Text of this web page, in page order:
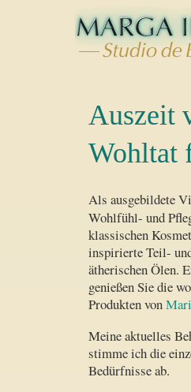
Auszeit
Wohltat
Als ausgebildete
Wohlfühl- und
klassischen
inspirierte Teil-
ätherischen Ölen.
genießen Sie die
Produk­ten von
Meine aktuel­les
stim­me ich die
Bedürfnisse ab.